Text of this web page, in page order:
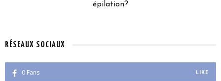
épilation?
RÉSEAUX SOCIAUX
0 Fans LIKE